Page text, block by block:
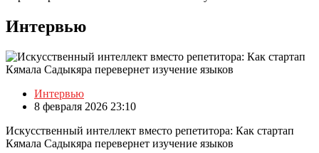
Интервью
Интервью
8 февраля 2026 23:10
Искусственный интеллект вместо репетитора: Как стартап
Кямала Садыкяра перевернет изучение языков